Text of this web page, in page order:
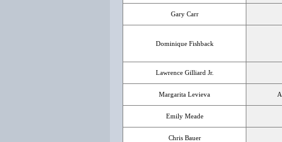
Gary Carr
Dominique Fishback
Lawrence Gilliard Jr.
Margarita Levieva
Emily Meade
Chris Bauer